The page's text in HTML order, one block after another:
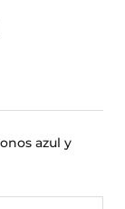
azul y